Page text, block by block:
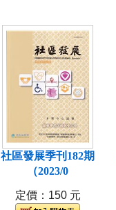
社區發展季刊182期
（2023/0
定價：150 元